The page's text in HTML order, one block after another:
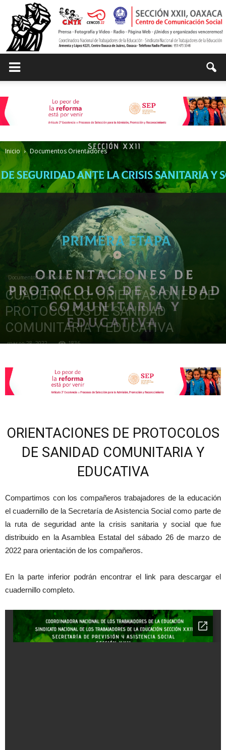
de
Comunicación
Social
de
la
XXII
Inicio Documentos Orientadores
Documentos Orientadores Inicio Últimas notas
CUADERNILLO: ORIENTACIONES DE
PROTOCOLOS DE SANIDAD
COMUNITARIA Y EDUCATIVA
marzo 28, 2022 1836
ORIENTACIONES DE PROTOCOLOS
DE SANIDAD COMUNITARIA Y
EDUCATIVA
Compartimos con los compañeros trabajadores de la educación
el cuadernillo de la Secretaría de Asistencia Social como parte de
la ruta de seguridad ante la crisis sanitaria y social que fue
distribuido en la Asamblea Estatal del sábado 26 de marzo de
2022 para orientación de los compañeros.
En la parte inferior podrán encontrar el link para descargar el
cuadernillo completo.